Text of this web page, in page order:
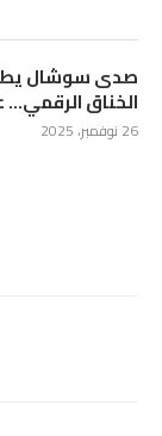
صدى سوشال
الخناق
26 نوفمبر، 2025